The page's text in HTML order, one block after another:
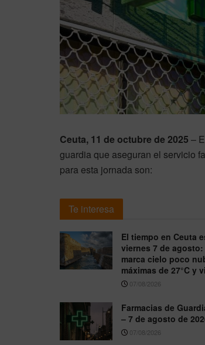
Ceuta, 11 de octubre de 2025 –
guardia que aseguran el servicio
para esta jornada son:
Te interesa
El tiempo en Ceuta
viernes 7 de agosto:
marca cielo poco
máximas de 27°C y
07/08/2026
Farmacias de
– 7 de agosto de
07/08/2026